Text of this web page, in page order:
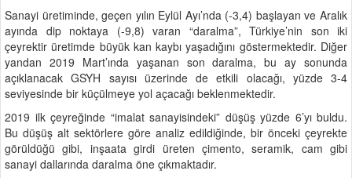
Sanayi üretiminde, geçen yılın Eylül Ayı’nda (-3,4) başlayan ve Aralık
ayında dip noktaya (-9,8) varan “daralma”, Türkiye’nin son iki
çeyrektir üretimde büyük kan kaybı yaşadığını göstermektedir. Diğer
yandan 2019 Mart’ında yaşanan son daralma, bu ay sonunda
açıklanacak GSYH sayısı üzerinde de etkili olacağı, yüzde 3-4
seviyesinde bir küçülmeye yol açacağı beklenmektedir.
2019 ilk çeyreğinde “imalat sanayisindeki” düşüş yüzde 6’yı buldu.
Bu düşüş alt sektörlere göre analiz edildiğinde, bir önceki çeyrekte
görüldüğü gibi, inşaata girdi üreten çimento, seramik, cam gibi
sanayi dallarında daralma öne çıkmaktadır.